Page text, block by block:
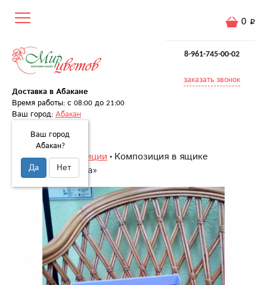
8-961-745-00-02
заказать звонок
Доставка в Абакане
Время работы: с 08:00 до 21:00
Ваш город: Абакан
Ваш город
Абакан?
Да Нет
0
Главная Композиции Композиция в ящике
«Сияющая улыбка»